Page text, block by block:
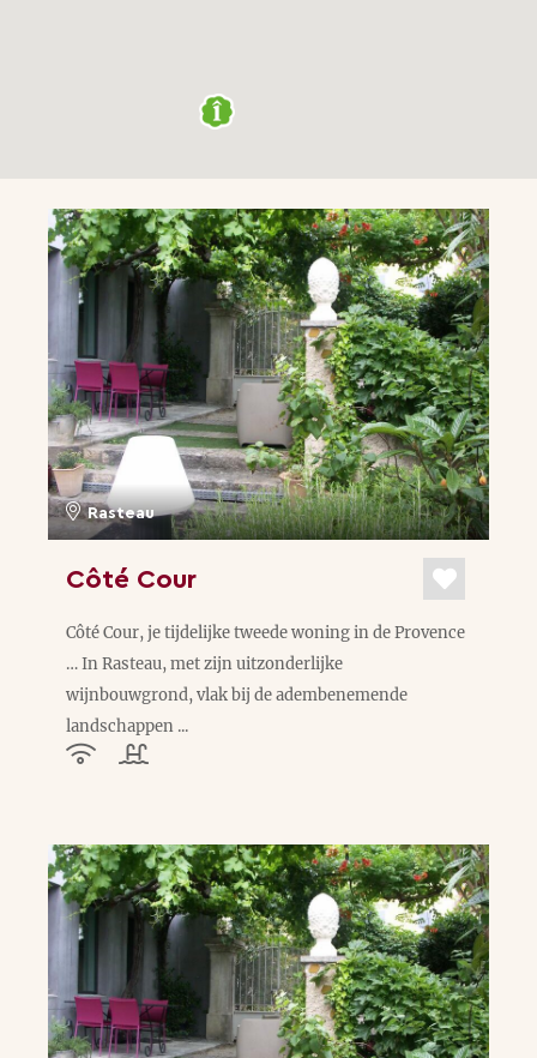
Rasteau
Côté Cour
Côté Cour, je tijdelijke tweede woning in de Provence
… In Rasteau, met zijn uitzonderlijke
wijnbouwgrond, vlak bij de adembenemende
landschappen ...